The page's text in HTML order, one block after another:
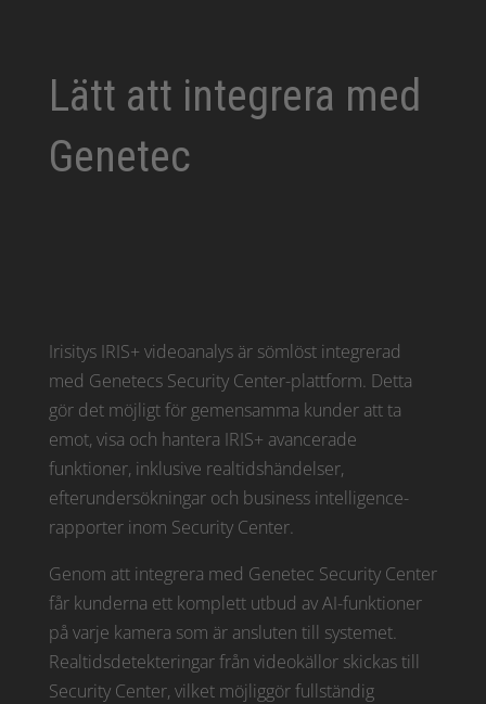
Lätt att integrera med
Genetec
Irisitys IRIS+ videoanalys är sömlöst integrerad
med Genetecs Security Center-plattform. Detta
gör det möjligt för gemensamma kunder att ta
emot, visa och hantera IRIS+ avancerade
funktioner, inklusive realtidshändelser,
efterundersökningar och business intelligence-
rapporter inom Security Center.
Genom att integrera med Genetec Security Center
får kunderna ett komplett utbud av AI-funktioner
på varje kamera som är ansluten till systemet.
Realtidsdetekteringar från videokällor skickas till
Security Center, vilket möjliggör fullständig